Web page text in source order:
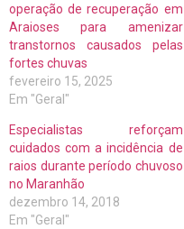
operação de recuperação em
Araioses para amenizar
transtornos causados pelas
fortes chuvas
fevereiro 15, 2025
Em "Geral"
Especialistas reforçam
cuidados com a incidência de
raios durante período chuvoso
no Maranhão
dezembro 14, 2018
Em "Geral"